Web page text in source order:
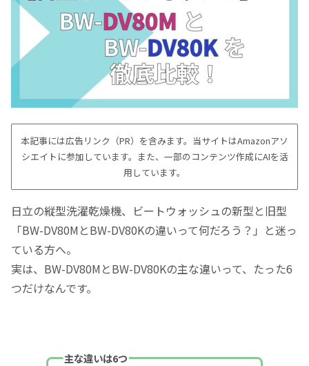
本記事には広告リンク（PR）を含みます。当サイトはAmazonアソ
シエイトに参加しています。また、一部のコンテンツ作成にAIを活
用しています。
日立の縦型洗濯乾燥機、ビートウォッシュの新型と旧型
「BW-DV80MとBW-DV80Kの違いって何だろう？」と迷っ
ている方へ。
実は、BW-DV80MとBW-DV80Kの主な違いって、たった6
つだけなんです。
主な違いは6つ